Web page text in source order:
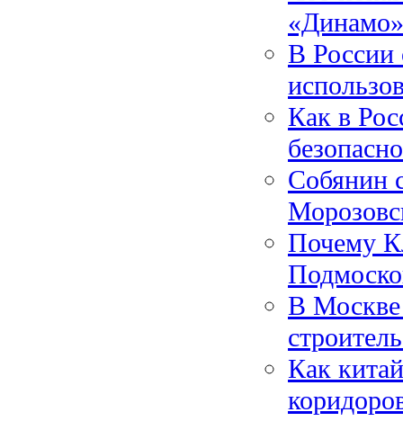
В России
Как в
Собянин
Почему
В Москве
Как